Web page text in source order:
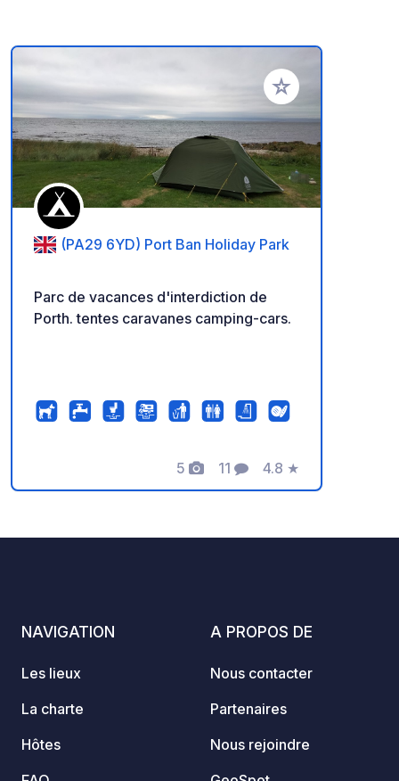
Ajouter à vos
(PA29 6YD) Port Ban Holiday Park
Parc de vacances d'interdiction de
Porth. tentes caravanes camping-cars.
5
Photos
11
Commentaires
4.8
Note
★
NAVIGATION
Les lieux
La charte
Hôtes
A PROPOS DE
Nous contacter
Partenaires
Nous rejoindre